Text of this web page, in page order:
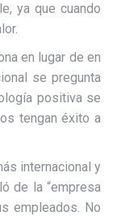
ya que cuando
en lugar de en
se pregunta
positiva se
tengan éxito a
internacional y
de la “empresa
empleados. No